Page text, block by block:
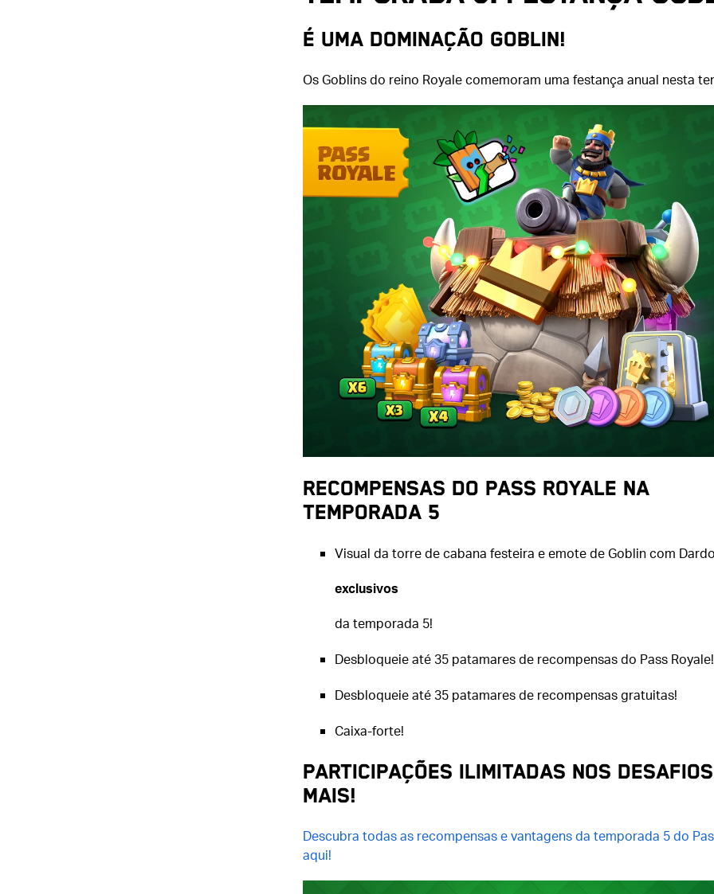
É UMA DOMINAÇÃO GOBLIN!
Os Goblins do reino Royale comemoram uma festança anual nesta
RECOMPENSAS DO PASS ROYALE NA
TEMPORADA 5
Visual da torre de cabana festeira e emote de Goblin com
exclusivos
da temporada 5!
Desbloqueie até 35 patamares de recompensas do Pass Royale!
Desbloqueie até 35 patamares de recompensas gratuitas!
Caixa-forte!
PARTICIPAÇÕES ILIMITADAS NOS
MAIS!
Descubra todas as recompensas e vantagens da temporada 5 do
aqui!